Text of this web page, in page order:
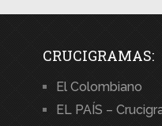
CRUCIGRAMAS:
El Colombiano
EL PAÍS –